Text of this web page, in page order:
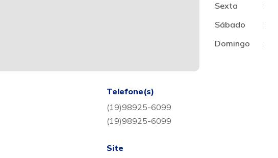
Sexta
:
Sábado
:
Domingo
:
Telefone(s)
(19)98925-6099
(19)98925-6099
Site